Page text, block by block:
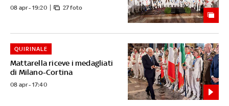
08 apr - 19:20 27 foto
Mattarella riceve i medagliati
di Milano-Cortina
QUIRINALE
08 apr - 17:40